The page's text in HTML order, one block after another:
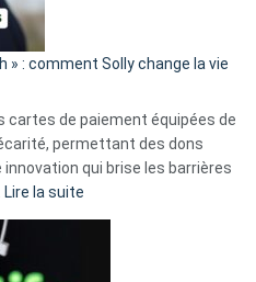
» : comment Solly change la vie
cartes de paiement équipées de
permettant des dons
qui brise les barrières
Lire la suite